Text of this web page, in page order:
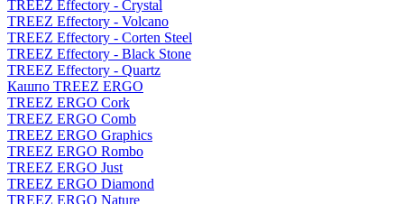
TREEZ Effectory - Crystal
TREEZ Effectory - Volcano
TREEZ Effectory - Corten Steel
TREEZ Effectory - Black Stone
TREEZ Effectory - Quartz
Кашпо TREEZ ERGO
TREEZ ERGO Cork
TREEZ ERGO Comb
TREEZ ERGO Graphics
TREEZ ERGO Rombo
TREEZ ERGO Just
TREEZ ERGO Diamond
TREEZ ERGO Nature